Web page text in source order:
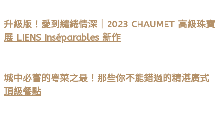
升級版！愛到繾綣情深｜2023 CHAUMET 高級珠寶
展 LIENS Inséparables 新作
城中必嘗的粵菜之最！那些你不能錯過的精湛廣式
頂級餐點